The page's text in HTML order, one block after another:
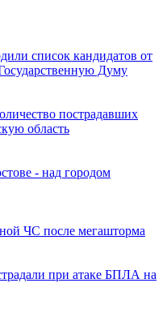
список кандидатов от
Думу
пострадавших
область
- над городом
ЧС после мегашторма
при атаке БПЛА на